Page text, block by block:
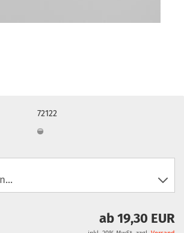
72122
ab 19,30 EUR